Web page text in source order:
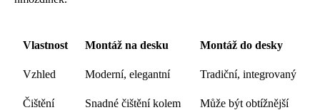
Vlastnost Montáž na desku Montáž do desky
Vzhled Moderní, elegantní Tradiční, integrovaný
Čištění
Snadné čištění kolem
Může být obtížnější